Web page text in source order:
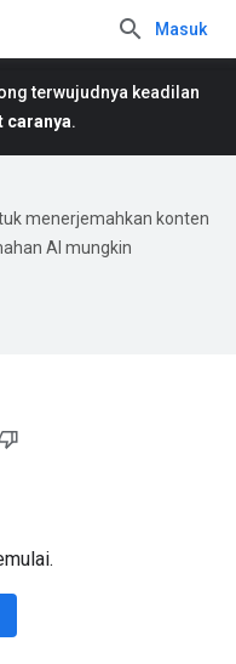
Masuk
terwujudnya keadilan
caranya.
menerjemahkan konten
AI mungkin